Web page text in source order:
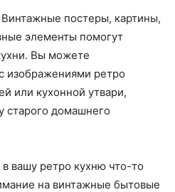
постеры, картины,
элементы помогут
Вы можете
изображениями ретро
или кухонной утвари,
старого домашнего
вашу ретро кухню что-то
на винтажные бытовые